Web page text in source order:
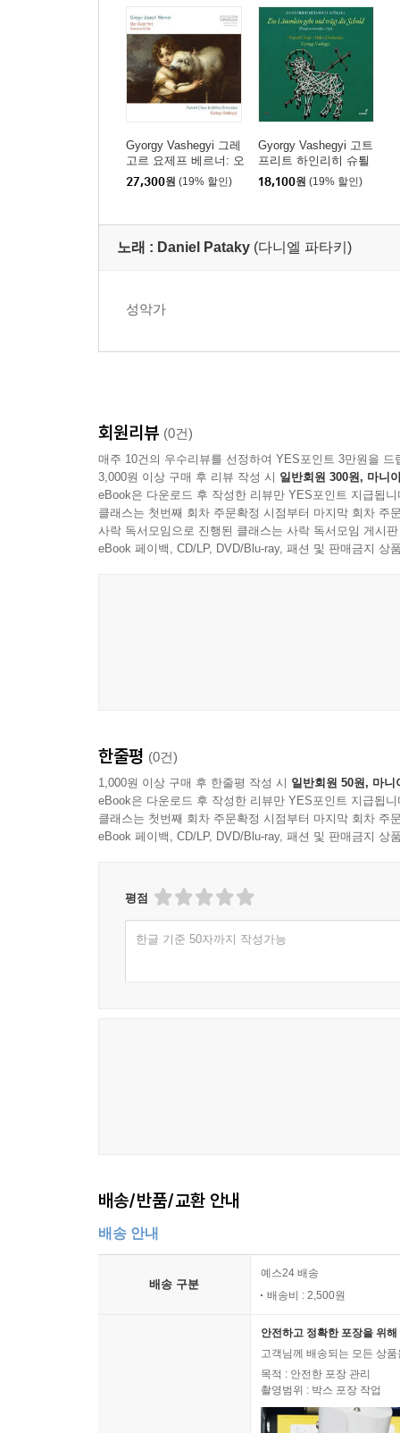
Gyorgy Vashegyi 그레
고르 요제프 베르너: 오
라토리오 '착한 목자' (G
regor Joseph Werner:
27,300원 (19% 할인)
Gyorgy Vashegyi 고트
프리트 하인리히 슈퇼
첼: 수난 오라토리오 '모
든 죄를 짊어진 어린 양'
zel: Ein Lammlein geht
18,100원 (19% 할인)
노래 : Daniel Pataky (다니엘 파타키)
성악가
회원리뷰 (0건)
매주 10건의 우수리뷰를 선정하여 YES포인트 3만원을 드
3,000원 이상 구매 후 리뷰 작성 시 일반회원 300원, 마니
eBook은 다운로드 후 작성한 리뷰만 YES포인트 지급됩니
클래스는 첫번째 회차 주문확정 시점부터 마지막 회차 주
사락 독서모임으로 진행된 클래스는 사락 독서모임 게시
eBook 페이백, CD/LP, DVD/Blu-ray, 패션 및 판매금지 상
한줄평 (0건)
1,000원 이상 구매 후 한줄평 작성 시 일반회원 50원, 마니
eBook은 다운로드 후 작성한 리뷰만 YES포인트 지급됩니
클래스는 첫번째 회차 주문확정 시점부터 마지막 회차 주
eBook 페이백, CD/LP, DVD/Blu-ray, 패션 및 판매금지 상
평점
한글 기준 50자까지 작성가능
배송/반품/교환 안내
배송 안내
배송 구분
예스24 배송
배송비 : 2,500원
안전하고 정확한 포장을 위
고객님께 배송되는 모든 상
목적 : 안전한 포장 관리
촬영범위 : 박스 포장 작업